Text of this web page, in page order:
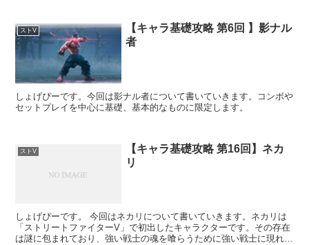
ストV
【キャラ基礎攻略 第6回 】影ナル
者
しょげぴーです。今回は影ナル者について書いていきます。コンボや
セットプレイを中心に基礎、基本的なものに限定します。
ストV
【キャラ基礎攻略 第16回】ネカ
リ
しょげぴーです。 今回はネカリについて書いていきます。ネカリは
「ストリートファイターV」で初出したキャラクターです。その存在
は謎に包まれており、強い戦士の魂を喰らうために強い戦士に現れる